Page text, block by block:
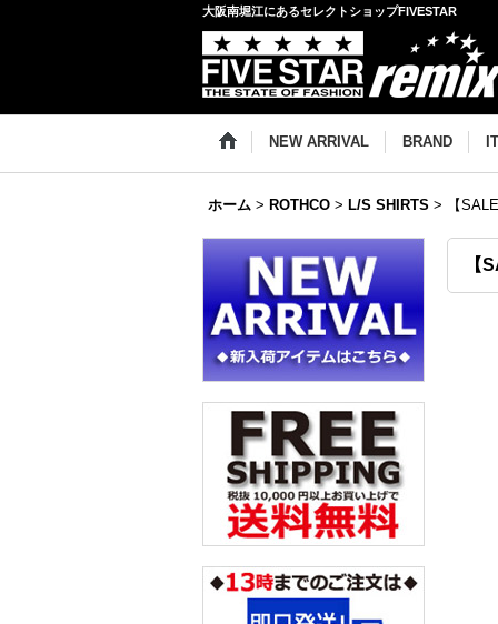
大阪南堀江にあるセレクトショップFIVESTAR
NEW ARRIVAL BRAND
ホーム > ROTHCO > L/S SHIRTS > 【
【